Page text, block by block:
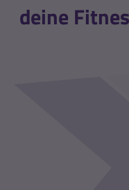
deine